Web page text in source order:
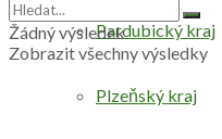
Pardubický kraj
Plzeňský kraj
Žádný výsledek
Zobrazit všechny výsledky